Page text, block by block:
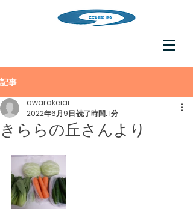
記事
きららの丘さんより
awarakeiai
2022年6月9日読了時間: 1分